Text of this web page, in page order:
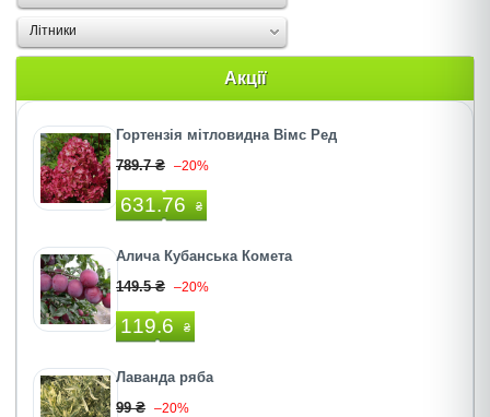
Літники
Акції
Гортензія мітловидна Вімс Ред
789.7 ₴ –20%
631.76 ₴
Алича Кубанська Комета
149.5 ₴ –20%
119.6 ₴
Лаванда ряба
99 ₴ –20%